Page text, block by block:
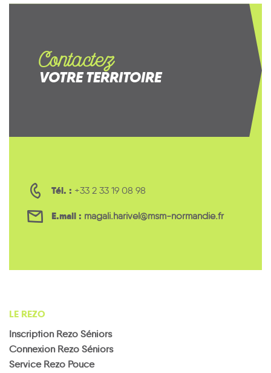
Contactez
VOTRE TERRITOIRE
Tél. : +33 2 33 19 08 98
E.mail : magali.harivel@msm-normandie.fr
LE REZO
Inscription Rezo Séniors
Connexion Rezo Séniors
Service Rezo Pouce